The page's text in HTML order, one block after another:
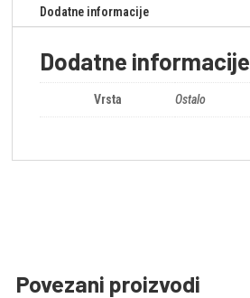
Dodatne informacije
Dodatne informacije
Vrsta Ostalo
Povezani proizvodi